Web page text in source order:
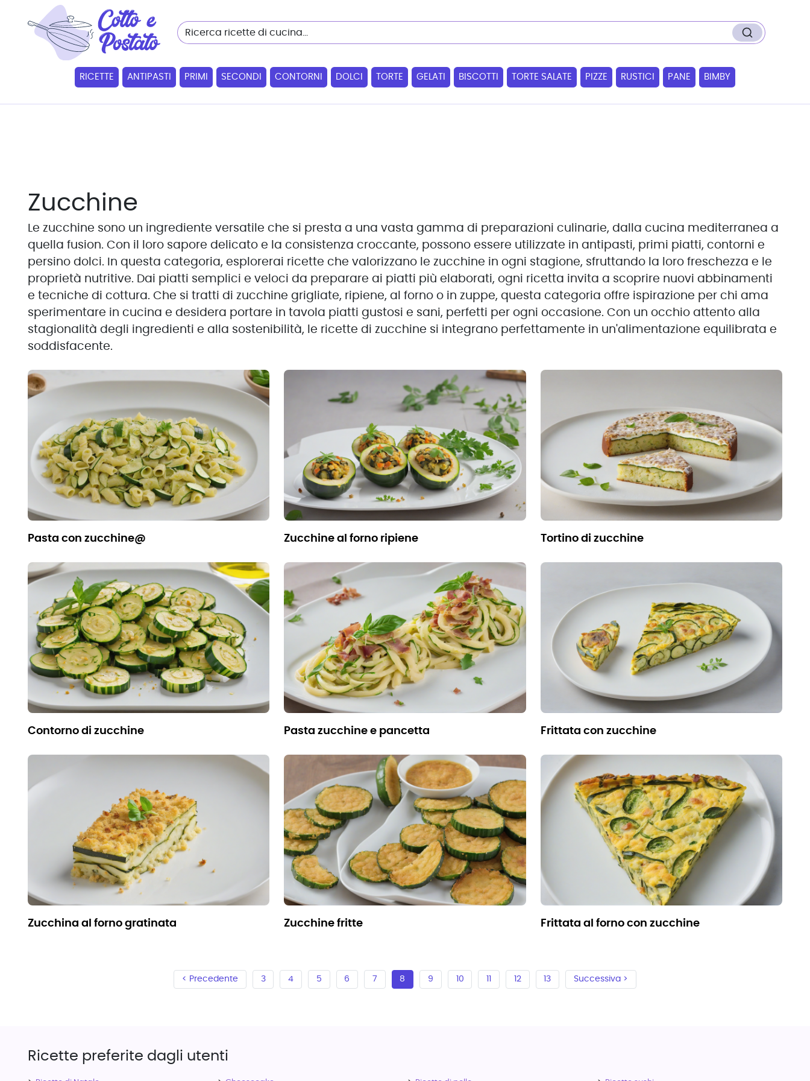
RICETTE ANTIPASTI PRIMI SECONDI CONTORNI DOLCI TORTE GELATI BISCOTTI TORTE SALATE PIZZE RUSTICI PANE BIMBY
Zucchine
Le zucchine sono un ingrediente versatile che si presta a una vasta gamma di preparazioni culinarie, dalla cucina mediterranea a
quella fusion. Con il loro sapore delicato e la consistenza croccante, possono essere utilizzate in antipasti, primi piatti, contorni e
persino dolci. In questa categoria, esplorerai ricette che valorizzano le zucchine in ogni stagione, sfruttando la loro freschezza e le
proprietà nutritive. Dai piatti semplici e veloci da preparare ai piatti più elaborati, ogni ricetta invita a scoprire nuovi abbinamenti
e tecniche di cottura. Che si tratti di zucchine grigliate, ripiene, al forno o in zuppe, questa categoria offre ispirazione per chi ama
sperimentare in cucina e desidera portare in tavola piatti gustosi e sani, perfetti per ogni occasione. Con un occhio attento alla
stagionalità degli ingredienti e alla sostenibilità, le ricette di zucchine si integrano perfettamente in un'alimentazione equilibrata e
soddisfacente.
pasta con zucchine@ zucchine al forno ripiene tortino di zucchine
contorno di zucchine pasta zucchine e pancetta frittata con zucchine
zucchina al forno gratinata zucchine fritte frittata al forno con zucchine
< Precedente 3 4 5 6 7 8 9 10 12 13 Successiva >
Ricette preferite dagli utenti